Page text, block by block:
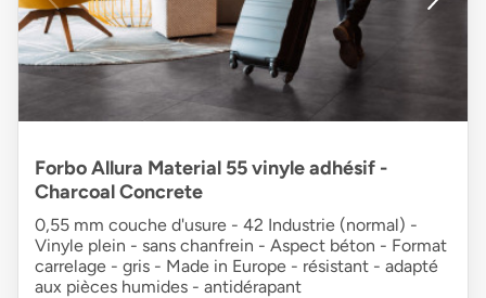
Forbo Allura Material 55 vinyle adhésif -
Charcoal Concrete
0,55 mm couche d'usure - 42 Industrie (normal) -
Vinyle plein - sans chanfrein - Aspect béton - Format
carrelage - gris - Made in Europe - résistant - adapté
aux pièces humides - antidérapant